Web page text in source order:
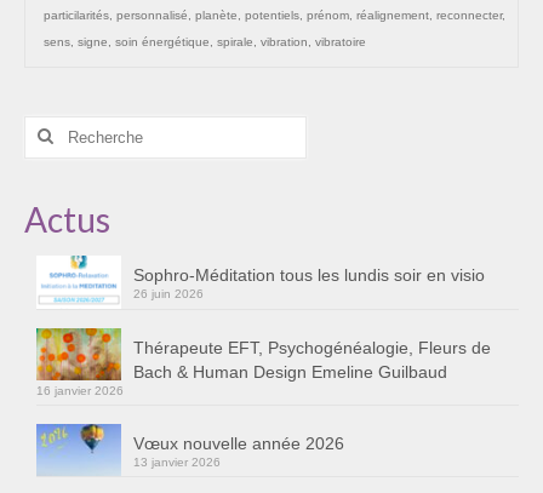
Calendrier
Sophro-Méditation tous les lundis soir en visio
Cursus « Le chemin par la psyché »
Prendre contact
Bertrand Thomas, Psychopraticien
Cursus « Le chemin par la psyché »
Sophro-Méditation tous les lundis soir en visio
Initiation à la sophrologie « offerte »
particilarités personnalisé planète potentiels prénom réalignement reconnecter,
sens signe soin énergétique spirale vibration vibratoire
Rechercher
Actus
Sophro-Méditation tous les lundis soir en visio
26 juin 2026
Thérapeute EFT, Psychogénéalogie, Fleurs de
Bach & Human Design Emeline Guilbaud
16 janvier 2026
Vœux nouvelle année 2026
13 janvier 2026